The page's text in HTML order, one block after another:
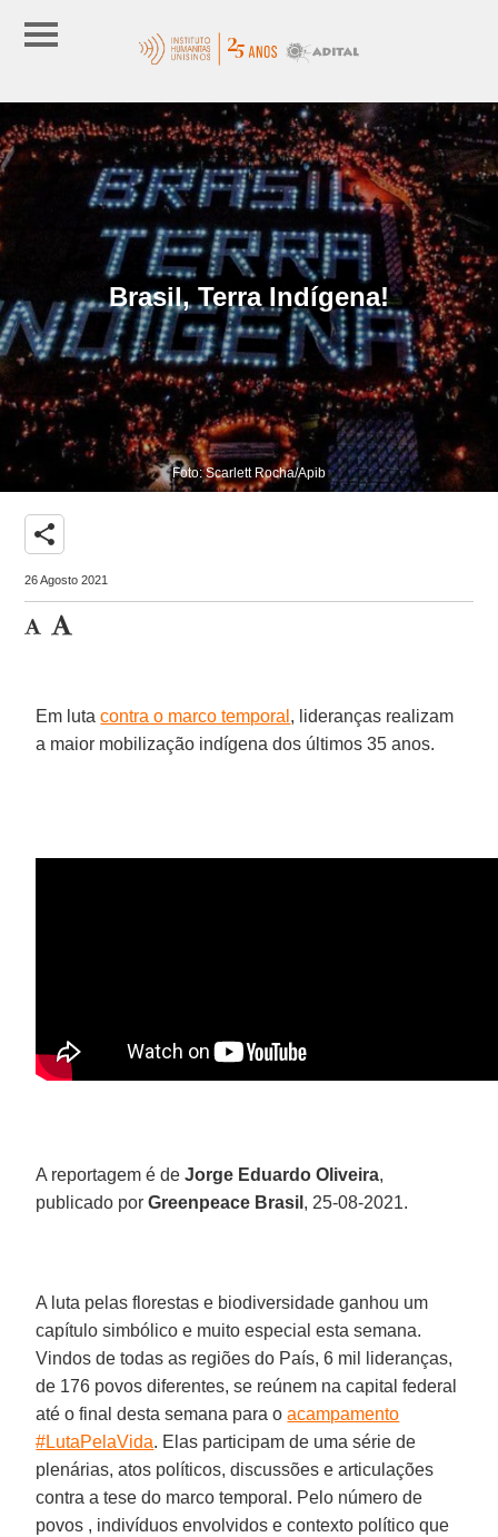
Brasil, Terra Indígena!
Foto: Scarlett Rocha/Apib
share
26 Agosto 2021
Em lutacontra o marco temporal , lideranças realizam
a maior mobilização indígena dos últimos 35 anos.
A reportagem é deJorge Eduardo Oliveira,
publicado porGreenpeace Brasil , 25-08-2021.
A luta pelas florestas e biodiversidade ganhou um
capítulo simbólico e muito especial esta semana.
Vindos de todas as regiões do País, 6 mil lideranças,
de 176 povos diferentes, se reúnem na capital federal
até o final desta semana para oacampamento
#LutaPelaVida. Elas participam de uma série de
plenárias, atos políticos, discussões e articulações
contra a tese do marco temporal. Pelo número de
povos , indivíduos envolvidos e contexto político que